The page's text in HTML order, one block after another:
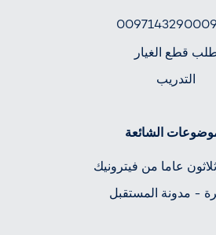
0097143290009
قطع الغيار
التدريب
الشائعة
عاما من فيترونيك
- مدونة المستقبل